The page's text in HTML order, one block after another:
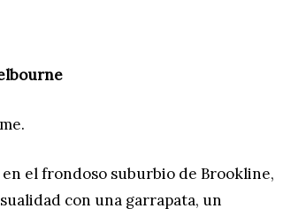
el frondoso suburbio de Brookline,
con una garrapata, un